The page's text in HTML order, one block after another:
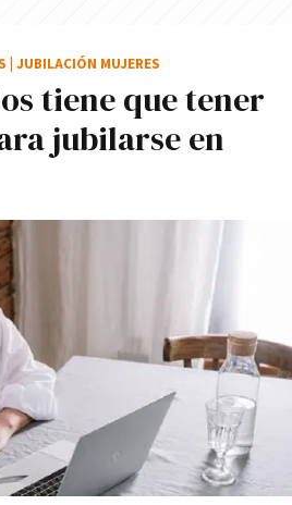
tiene que tener
jubilarse en
JUBILACIÓN MUJERES